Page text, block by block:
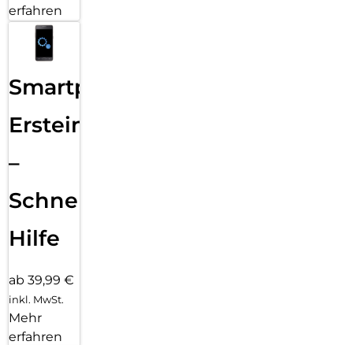
erfahren
Smartphone
Ersteinrichtung
–
Schnelle
Hilfe
ab 39,99 €
inkl. MwSt.
Mehr
erfahren